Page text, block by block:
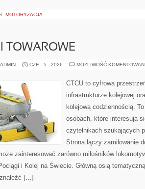
MOTORYZACJA
TOWAROWE
CZE - 5 - 2026 MOŻLIWOŚĆ
CTCU to cyfrowa
infrastrukturze kolejowej
kolejową codziennością.
osobach, które interesują
czytelnikach szukających
Strona łączy zamiłowanie
zainteresować zarówno miłośników
i Kolej na Świecie. Główną osią
[…]